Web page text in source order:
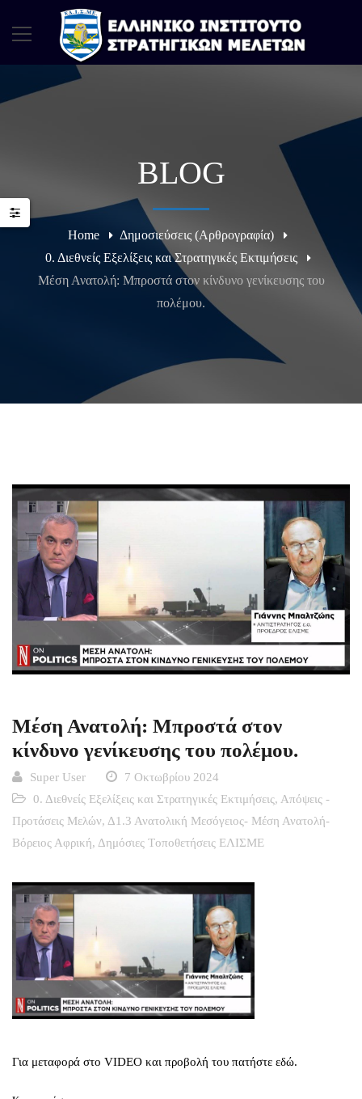
BLOG
Home
Δημοσιεύσεις (Αρθρογραφία)
0. Διεθνείς Εξελίξεις και Στρατηγικές Εκτιμήσεις
Μέση Ανατολή: Μπροστά στον κίνδυνο γενίκευσης του
πολέμου.
Μέση Ανατολή: Μπροστά στον
κίνδυνο γενίκευσης του πολέμου.
Super User
7 Οκτωβρίου 2024
0. Διεθνείς Εξελίξεις και Στρατηγικές Εκτιμήσεις, Απόψεις -
Προτάσεις Μελών, Δ1.3 Ανατολική Μεσόγειος- Μέση Ανατολή-
Βόρειος Αφρική, Δημόσιες Tοποθετήσεις ΕΛΙΣΜΕ
Για μεταφορά στο VIDEO και προβολή του πατήστε εδώ.